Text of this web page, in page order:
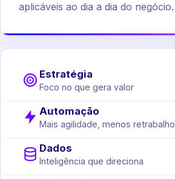
aplicáveis ao dia a dia do negócio.
Estratégia
Foco no que gera valor
Automação
Mais agilidade, menos retrabalho
Dados
Inteligência que direciona